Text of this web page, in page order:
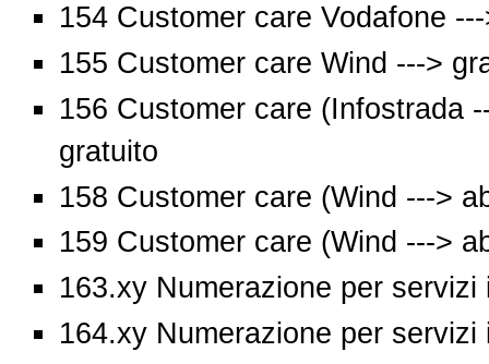
154 Customer care Vodafone
155 Customer care Wind --->
156 Customer care (Infostrada
gratuito
158 Customer care (Wind --->
159 Customer care (Wind --->
163.xy Numerazione per
164.xy Numerazione per